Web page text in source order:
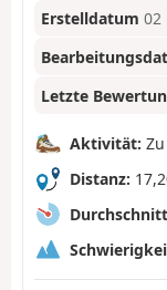
Erstelldatum 02
Letzte
Aktivität:
Distanz: